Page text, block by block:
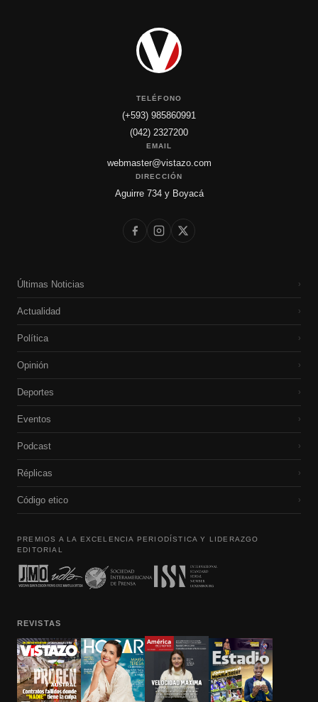
TELÉFONO
(+593) 985860991
(042) 2327200
EMAIL
webmaster@vistazo.com
DIRECCIÓN
Aguirre 734 y Boyacá
Últimas Noticias ›
Actualidad ›
Política ›
Opinión ›
Deportes ›
Eventos ›
Podcast ›
Réplicas ›
Código etico ›
PREMIOS A LA EXCELENCIA PERIODÍSTICA Y LIDERAZGO
EDITORIAL
REVISTAS